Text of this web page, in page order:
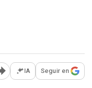
Abrir opciones para
IA Seguir en